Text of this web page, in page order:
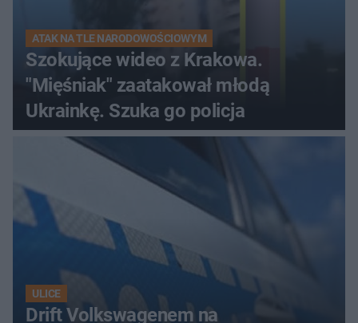
ATAK NA TLE NARODOWOŚCIOWYM
Szokujące wideo z Krakowa.
"Mięśniak" zaatakował młodą
Ukrainkę. Szuka go policja
ULICE
Drift Volkswagenem na